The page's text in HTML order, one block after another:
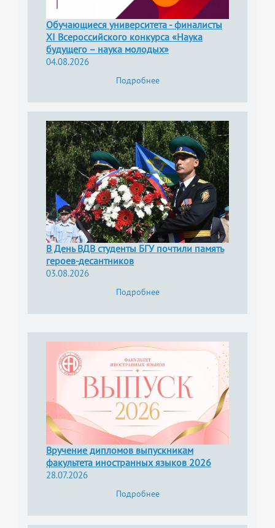
Обучающиеся университета - финалисты
XI Всероссийского конкурса «Наука
будущего – наука молодых»
04.08.2026
Подробнее
В День ВДВ студенты БГУ почтили память
героев-десантников
03.08.2026
Подробнее
Вручение дипломов выпускникам
факультета иностранных языков 2026
28.07.2026
Подробнее